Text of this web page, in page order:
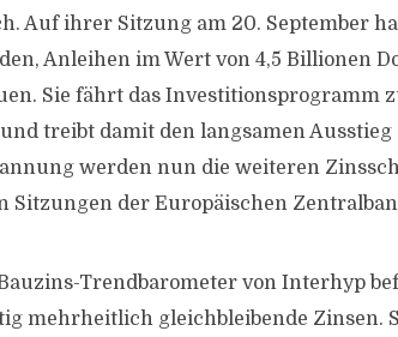
Auf ihrer Sitzung am 20. September
Anleihen im Wert von 4,5 Billionen
Sie fährt das Investitionsprogramm
treibt damit den langsamen
werden nun die weiteren
Sitzungen der Europäischen
Trendbarometer von Interhyp
mehrheitlich gleichbleibende Zinsen.